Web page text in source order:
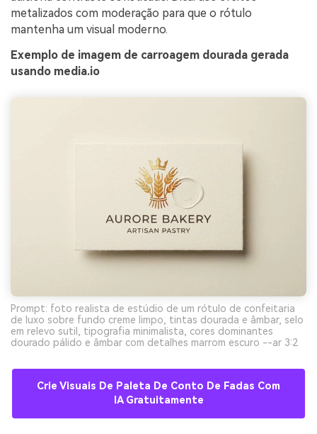
metalizados com moderação para que o rótulo
mantenha um visual moderno.
Exemplo de imagem de carroagem dourada gerada
usando media.io
Prompt: foto realista de estúdio de um rótulo de confeitaria
de luxo sobre fundo creme limpo, tintas dourada e âmbar, selo
em relevo sutil, tipografia minimalista, cores dominantes
dourado pálido e âmbar com detalhes marrom escuro --ar 3:2
Crie Visuais De Paleta De Conto De Fadas Com
IA Gratuitamente